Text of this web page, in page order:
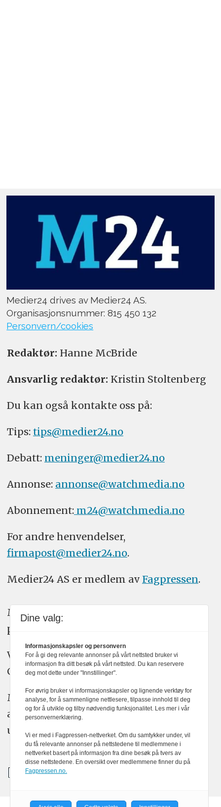
Medier24 drives av Medier24 AS.
Organisasjonsnummer: 815 450 132
Personvern/cookies
Redaktør: Hanne McBride
Ansvarlig redaktør: Kristin Stoltenberg
Du kan også kontakte oss på:
Tips: tips@medier24.no
Debatt: meninger@medier24.no
Annonse: annonse@watchmedia.no
Abonnement:m24@watchmedia.no
For andre henvendelser,
firmapost@medier24.no.
Medier24 AS er medlem av Fagpressen.
Medier24 arbeider etter Vær Varsom-
plakatens regler for god presseskikk.
Vi bruker KI-verktøy som ChatGPT,
Claude, og Gemini i journalistikken vår.
Medier24s redaksjon har alltid det fulle
ansvar for publisert innhold, med eller
uten bruk av kunstig intelligens.
Dine valg:
Informasjonskapsler og personvern
For å gi deg relevante annonser på vårt nettsted bruker vi
informasjon fra ditt besøk på vårt nettsted. Du kan reservere
deg mot dette under "Innstillinger".
For øvrig bruker vi informasjonskapsler og lignende verktøy for
analyse, for å sammenligne nettlesere, tilpasse innhold til deg
og for å utvikle og tilby nødvendig funksjonalitet. Les mer i vår
personvernerklæring.
Vi er med i Fagpressen-nettverket. Om du samtykker under, vil
du få relevante annonser på nettstedene til medlemmene i
nettverket basert på informasjon fra dine besøk på tvers av
disse nettstedene. En oversikt over medlemmene finner du på
Fagpressen.no.